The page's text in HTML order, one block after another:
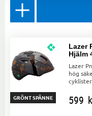
Lazer
Hjälm
Lazer
hög
599
GRÖNT SPÄNNE